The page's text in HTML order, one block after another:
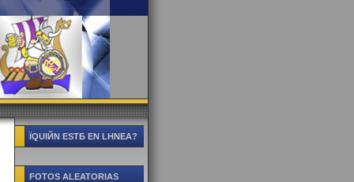
ЇQUIЙN ESTБ EN LНNEA?
FOTOS ALEATORIAS